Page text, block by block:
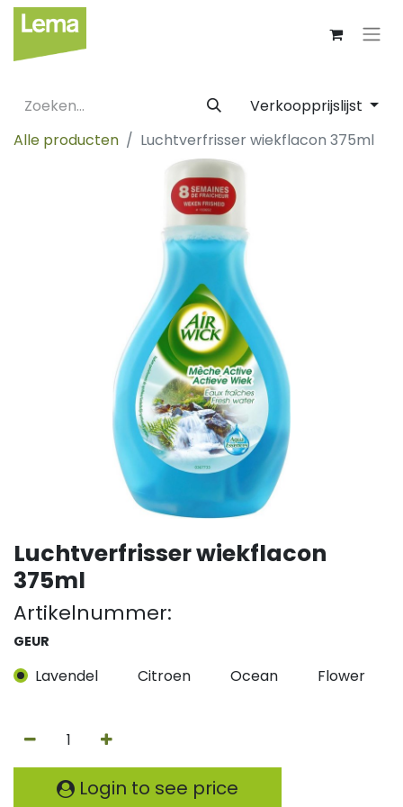
Verkoopprijslijst
Alle producten
Luchtverfrisser wiekflacon 375ml
Luchtverfrisser wiekflacon
375ml
Artikelnummer:
GEUR
Lavendel Citroen Ocean Flower
Login to see price